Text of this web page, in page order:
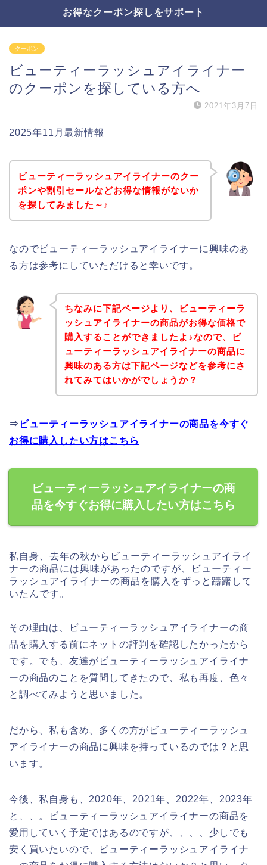
お得なクーポン探しをサポート
クーポン
ビューティーラッシュアイライナー
のクーポンを探している方へ
2021年3月7日
2025年11月最新情報
ビューティーラッシュアイライナーのクー
ポンや割引セールなどお得な情報がないか
を探してみました～♪
なのでビューティーラッシュアイライナーに興味のあ
る方は参考にしていただけると幸いです。
ちなみに下記ページより、ビューティーラ
ッシュアイライナーの商品がお得な価格で
購入することができましたよ♪なので、ビ
ューティーラッシュアイライナーの商品に
興味のある方は下記ページなどを参考にさ
れてみてはいかがでしょうか？
⇒ ビューティーラッシュアイライナーの商品を今すぐ
お得に購入したい方はこちら
ビューティーラッシュアイライナーの商
品を今すぐお得に購入したい方はこちら
私自身、去年の秋からビューティーラッシュアイライ
ナーの商品には興味があったのですが、ビューティー
ラッシュアイライナーの商品を購入をずっと躊躇して
いたんです。
その理由は、ビューティーラッシュアイライナーの商
品を購入する前にネットの評判を確認したかったから
です。でも、友達がビューティーラッシュアイライナ
ーの商品のことを質問してきたので、私も再度、色々
と調べてみようと思いました。
だから、私も含め、多くの方がビューティーラッシュ
アイライナーの商品に興味を持っているのでは？と思
います。
今後、私自身も、2020年、2021年、2022年、2023年
と、、。ビューティーラッシュアイライナーの商品を
愛用していく予定ではあるのですが、、、、少しでも
安く買いたいので、ビューティーラッシュアイライナ